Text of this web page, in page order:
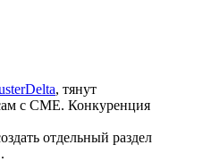
, тянут
с СМЕ. Конкуренция
отдельный раздел